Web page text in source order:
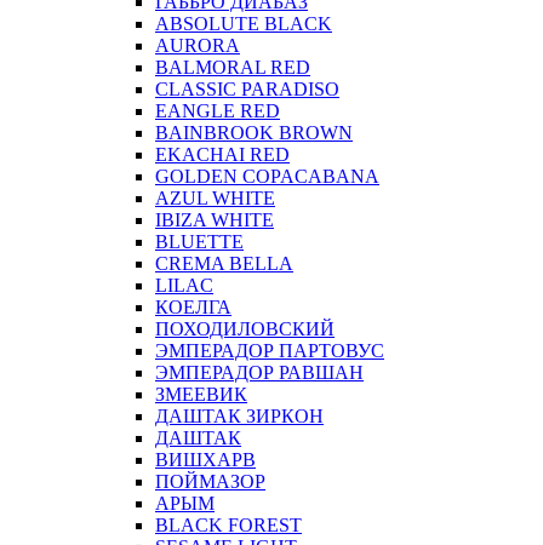
ABSOLUTE BLACK
AURORA
BALMORAL RED
CLASSIC PARADISO
EANGLE RED
BAINBROOK BROWN
EKACHAI RED
GOLDEN COPACABANA
AZUL WHITE
IBIZA WHITE
BLUETTE
CREMA BELLA
LILAC
КОЕЛГА
ПОХОДИЛОВСКИЙ
ЭМПЕРАДОР ПАРТОВУС
ЭМПЕРАДОР РАВШАН
ЗМЕЕВИК
ДАШТАК ЗИРКОН
ДАШТАК
ВИШХАРВ
ПОЙМАЗОР
АРЫМ
BLACK FOREST